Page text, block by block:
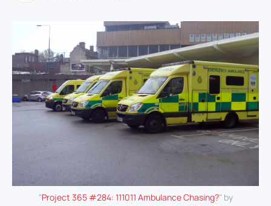
"Project 365 #284: 111011 Ambulance Chasing?" by